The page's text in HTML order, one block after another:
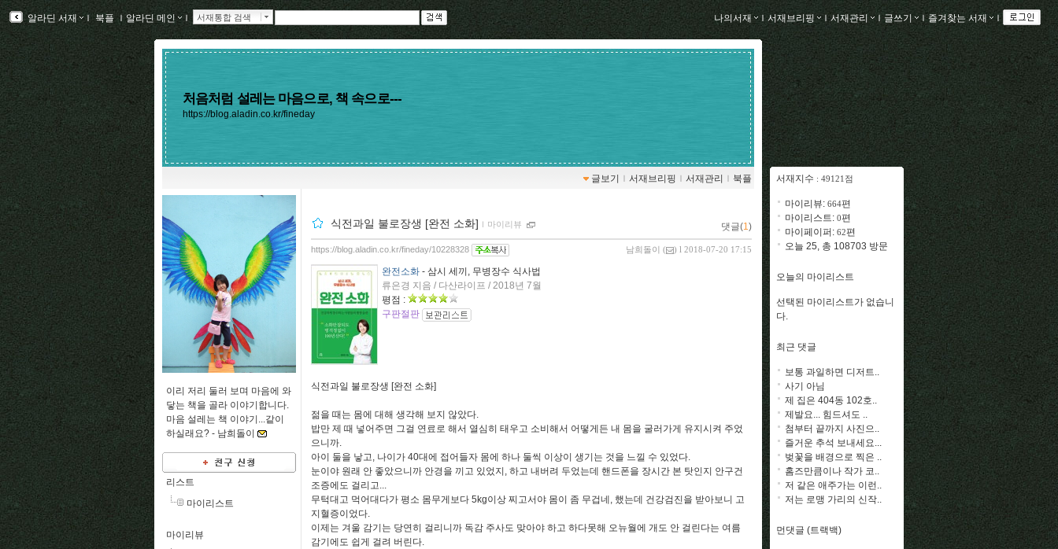
알라딘 서재 ｌ 북플 ｌ알라딘 메인 ｌ 서재통합 검색 나의서재 ｌ서재브리핑 ｌ서재관리 ｌ 글쓰기 ｌ즐겨찾는 서재 ｌ
처음처럼 설레는 마음으로, 책 속으로---
https://blog.aladin.co.kr/fineday
글보기 ｌ 서재브리핑 ｌ 서재관리 ｌ 북플
이리 저리 둘러 보며 마음에 와
닿는 책을 골라 이야기합니다.
마음 설레는 책 이야기...같이
하실래요? - 남희돌이
리스트
마이리스트
마이리뷰
식전과일 불로장생 [완전 소화] ｌ 마이리뷰 댓글(1)
남희돌이 ( ) l 2018-07-20 17:15
https://blog.aladin.co.kr/fineday/10228328
완전소화 - 삼시 세끼, 무병장수 식사법
류은경 지음 / 다산라이프 / 2018년 7월
평점 :
구판절판
식전과일 불로장생 [완전 소화]
젊을 때는 몸에 대해 생각해 보지 않았다.
밥만 제 때 넣어주면 그걸 연료로 해서 열심히 태우고 소비해서 어떻게든 내 몸을 굴러가게 유지시켜 주었
으니까.
아이 둘을 낳고, 나이가 40대에 접어들자 몸에 하나 둘씩 이상이 생기는 것을 느낄 수 있었다.
눈이야 원래 안 좋았으니까 안경을 끼고 있었지, 하고 내버려 두었는데 핸드폰을 장시간 본 탓인지 안구건
조증에도 걸리고...
무턱대고 먹어대다가 평소 몸무게보다 5kg이상 찌고서야 몸이 좀 무겁네, 했는데 건강검진을 받아보니 고
지혈증이었다.
이제는 겨울 감기는 당연히 걸리니까 독감 주사도 맞아야 하고 하다못해 오뉴월에 개도 안 걸린다는 여름
감기에도 쉽게 걸려 버린다.
서재지수 : 49121점
마이리뷰: 664편
마이리스트: 0편
마이페이퍼: 62편
오늘 25, 총 108703 방문
오늘의 마이리스트
선택된 마이리스트가 없습니
다.
최근 댓글
보통 과일하면 디저트..
사기 아님
제 집은 404동 102호..
제발요... 힘드셔도 ..
첨부터 끝까지 사진으..
즐거운 추석 보내세요...
벚꽃을 배경으로 찍은 ..
홈즈만큼이나 작가 코..
저 같은 애주가는 이런..
저는 로맹 가리의 신작..
먼댓글 (트랙백)